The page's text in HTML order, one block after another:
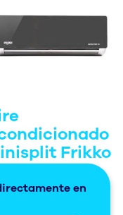
Frikko
19
en